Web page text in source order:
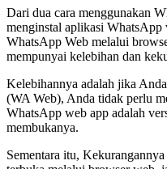
Dari dua cara menggunakan
menginstal aplikasi WhatsApp
WhatsApp Web melalui
mempunyai kelebihan dan
Kelebihannya adalah jika
(WA Web), Anda tidak perlu
WhatsApp web app adalah
membukanya.
Sementara itu,